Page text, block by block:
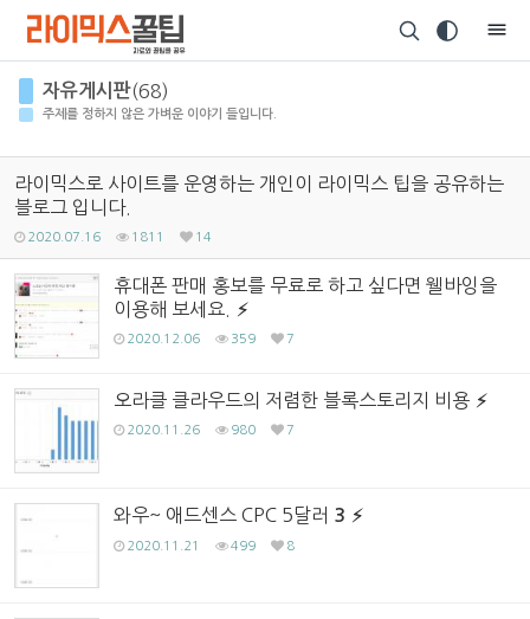
자유게시판(68)
주제를 정하지 않은 가벼운 이야기 들입니다.
라이믹스로 사이트를 운영하는 개인이 라이믹스 팁을 공유하는
블로그 입니다.
2020.07.16 1811 14
휴대폰 판매 홍보를 무료로 하고 싶다면 웰바잉을
이용해 보세요.
2020.12.06 359 7
오라클 클라우드의 저렴한 블록스토리지 비용
2020.11.26 980 7
와우~ 애드센스 CPC 5달러 3
2020.11.21 499 8
Sketchbook5, 스케치북5
Sketchbook5, 스케치북5